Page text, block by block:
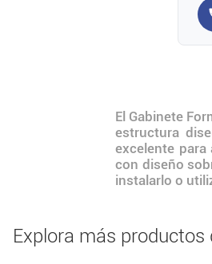
El Gabinete
estructura
excelente
con diseño
instalarlo o
Explora más productos